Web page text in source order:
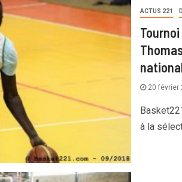
ACTUS 221
20 février
à la